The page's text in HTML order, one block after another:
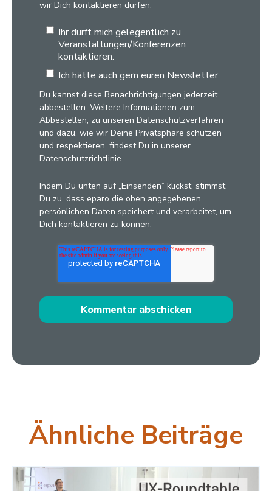
wir Dich kontaktieren dürfen:
Ihr dürft mich gelegentlich zu
Veranstaltungen/Konferenzen
kontaktieren.
Ich hätte auch gern euren Newsletter
Du kannst diese Benachrichtigungen jederzeit
abbestellen. Weitere Informationen zum
Abbestellen, zu unseren Datenschutzverfahren
und dazu, wie wir Deine Privatsphäre schützen
und respektieren, findest Du in unserer
Datenschutzrichtlinie.
Indem Du unten auf „Einsenden“ klickst, stimmst
Du zu, dass eparo die oben angegebenen
persönlichen Daten speichert und verarbeitet, um
Dich kontaktieren zu können.
Ähnliche Beiträge